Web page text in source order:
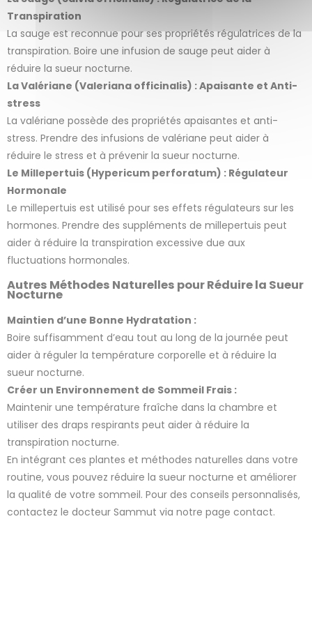
Transpiration
La sauge est reconnue pour ses propriétés régulatrices de la
transpiration. Boire une infusion de sauge peut aider à
réduire la sueur nocturne.
La Valériane (Valeriana officinalis) : Apaisante et Anti-
stress
La valériane possède des propriétés apaisantes et anti-
stress. Prendre des infusions de valériane peut aider à
réduire le stress et à prévenir la sueur nocturne.
Le Millepertuis (Hypericum perforatum) : Régulateur
Hormonale
Le millepertuis est utilisé pour ses effets régulateurs sur les
hormones. Prendre des suppléments de millepertuis peut
aider à réduire la transpiration excessive due aux
fluctuations hormonales.
Autres Méthodes Naturelles pour Réduire la Sueur
Nocturne
Maintien d’une Bonne Hydratation :
Boire suffisamment d’eau tout au long de la journée peut
aider à réguler la température corporelle et à réduire la
sueur nocturne.
Créer un Environnement de Sommeil Frais :
Maintenir une température fraîche dans la chambre et
utiliser des draps respirants peut aider à réduire la
transpiration nocturne.
En intégrant ces plantes et méthodes naturelles dans votre
routine, vous pouvez réduire la sueur nocturne et améliorer
la qualité de votre sommeil. Pour des conseils personnalisés,
contactez le docteur Sammut via notre page contact.